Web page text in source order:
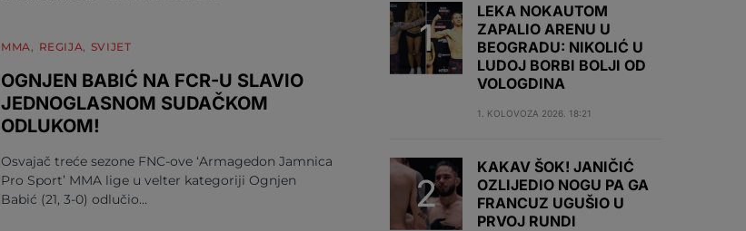
MMA REGIJA SVIJET
OGNJEN BABIĆ NA FCR-U SLAVIO
JEDNOGLASNOM SUDAČKOM
ODLUKOM!
Osvajač treće sezone FNC-ove ‘Armagedon Jamnica
Pro Sport’ MMA lige u velter kategoriji Ognjen
Babić (21, 3-0) odlučio…
LEKA NOKAUTOM
ZAPALIO ARENU U
BEOGRADU: NIKOLIĆ U
LUDOJ BORBI BOLJI OD
VOLOGDINA
1. KOLOVOZA 2026. 18:21
KAKAV ŠOK! JANIČIĆ
OZLIJEDIO NOGU PA GA
FRANCUZ UGUŠIO U
PRVOJ RUNDI